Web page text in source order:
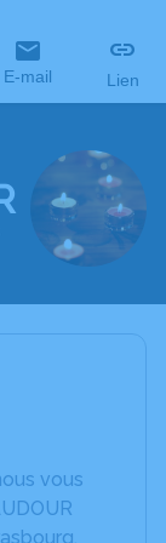
E-mail Lien
vous